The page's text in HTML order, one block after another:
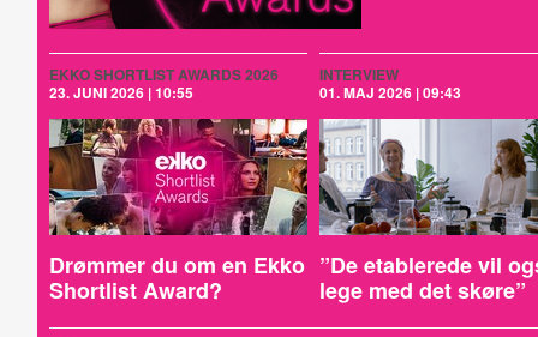
EKKO SHORTLIST AWARDS 2026
23. JUNI 2026 | 10:55
Drømmer du om en Ekko
Shortlist Award?
INTERVIEW
01. MAJ 2026 | 09:43
”De etablerede vil
lege med det skøre”